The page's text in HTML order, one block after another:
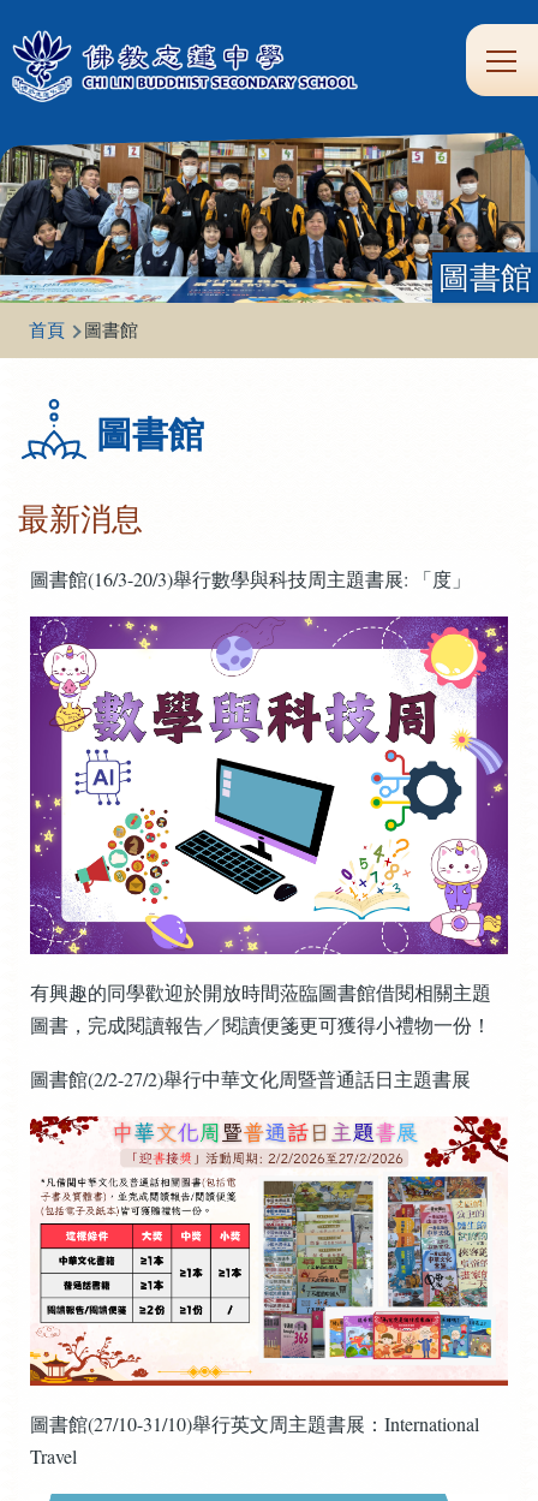
Main
生
涯
劃
家
校
作
校
友
區
圖
書
園
道
圖書館
導
航
連
結
首頁 圖書館
圖書館
最新消息
圖書館(16/3-20/3)舉行數學與科技周主題書展: 「度」
有興趣的同學歡迎於開放時間蒞臨圖書館借閱相關主題
圖書，完成閱讀報告／閱讀便箋更可獲得小禮物一份！
圖書館(2/2-27/2)舉行中華文化周暨普通話日主題書展
圖書館(27/10-31/10)舉行英文周主題書展：International
Travel